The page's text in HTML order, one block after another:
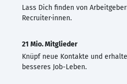
Lass Dich finden von
Recruiter·innen.
21 Mio. Mitglieder
Knüpf neue Kontakte und
besseres Job-Leben.